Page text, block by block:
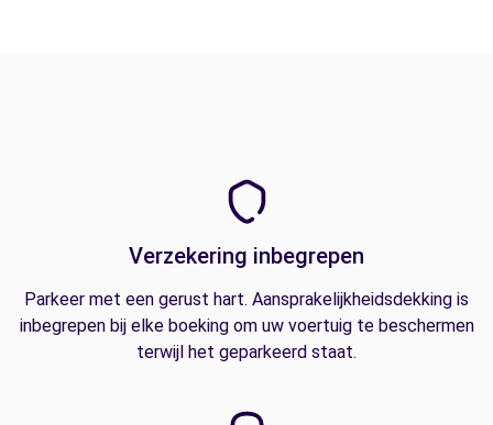
Verzekering inbegrepen
Parkeer met een gerust hart. Aansprakelijkheidsdekking is
inbegrepen bij elke boeking om uw voertuig te beschermen
terwijl het geparkeerd staat.